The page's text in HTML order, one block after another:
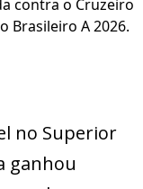
contra o Cruzeiro
Brasileiro A 2026.
no Superior
ganhou